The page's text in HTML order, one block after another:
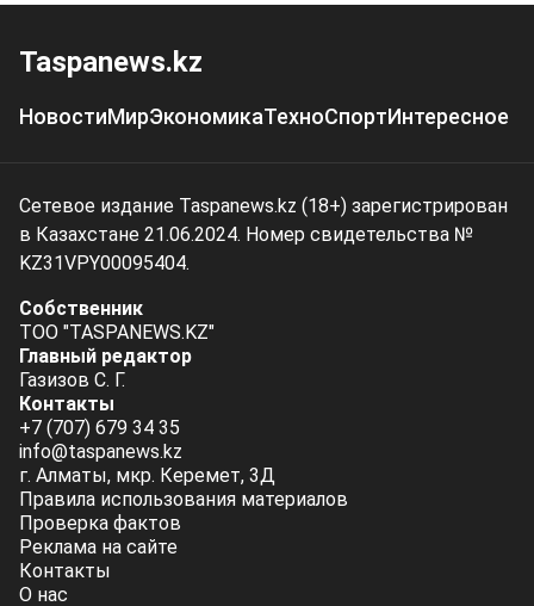
Taspanews.kz
НовостиМирЭкономикаТехноСпортИнтересное
Сетевое издание Taspanews.kz (18+) зарегистрирован
в Казахстане 21.06.2024. Номер свидетельства №
KZ31VPY00095404.
Собственник
ТОО "TASPANEWS.KZ"
Главный редактор
Газизов С. Г.
Контакты
+7 (707) 679 34 35
info@taspanews.kz
г. Алматы, мкр. Керемет, 3Д
Правила использования материалов
Проверка фактов
Реклама на сайте
Контакты
О нас